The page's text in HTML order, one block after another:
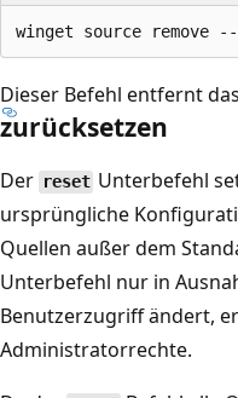
Dieser Befehl entfernt
zurücksetzen
Der reset Unterbefehl
ursprüngliche
Quellen außer dem
Unterbefehl nur in
Benutzerzugriff ändert,
Administratorrechte.